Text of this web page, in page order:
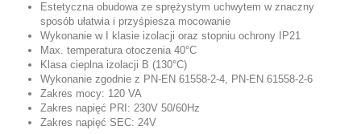
Estetyczna obudowa ze sprężystym uchwytem w znaczny
sposób ułatwia i przyśpiesza mocowanie
Wykonanie w I klasie izolacji oraz stopniu ochrony IP21
Max. temperatura otoczenia 40°C
Klasa cieplna izolacji B (130°C)
Wykonanie zgodnie z PN-EN 61558-2-4, PN-EN 61558-2-6
Zakres mocy: 120 VA
Zakres napięć PRI: 230V 50/60Hz
Zakres napięć SEC: 24V